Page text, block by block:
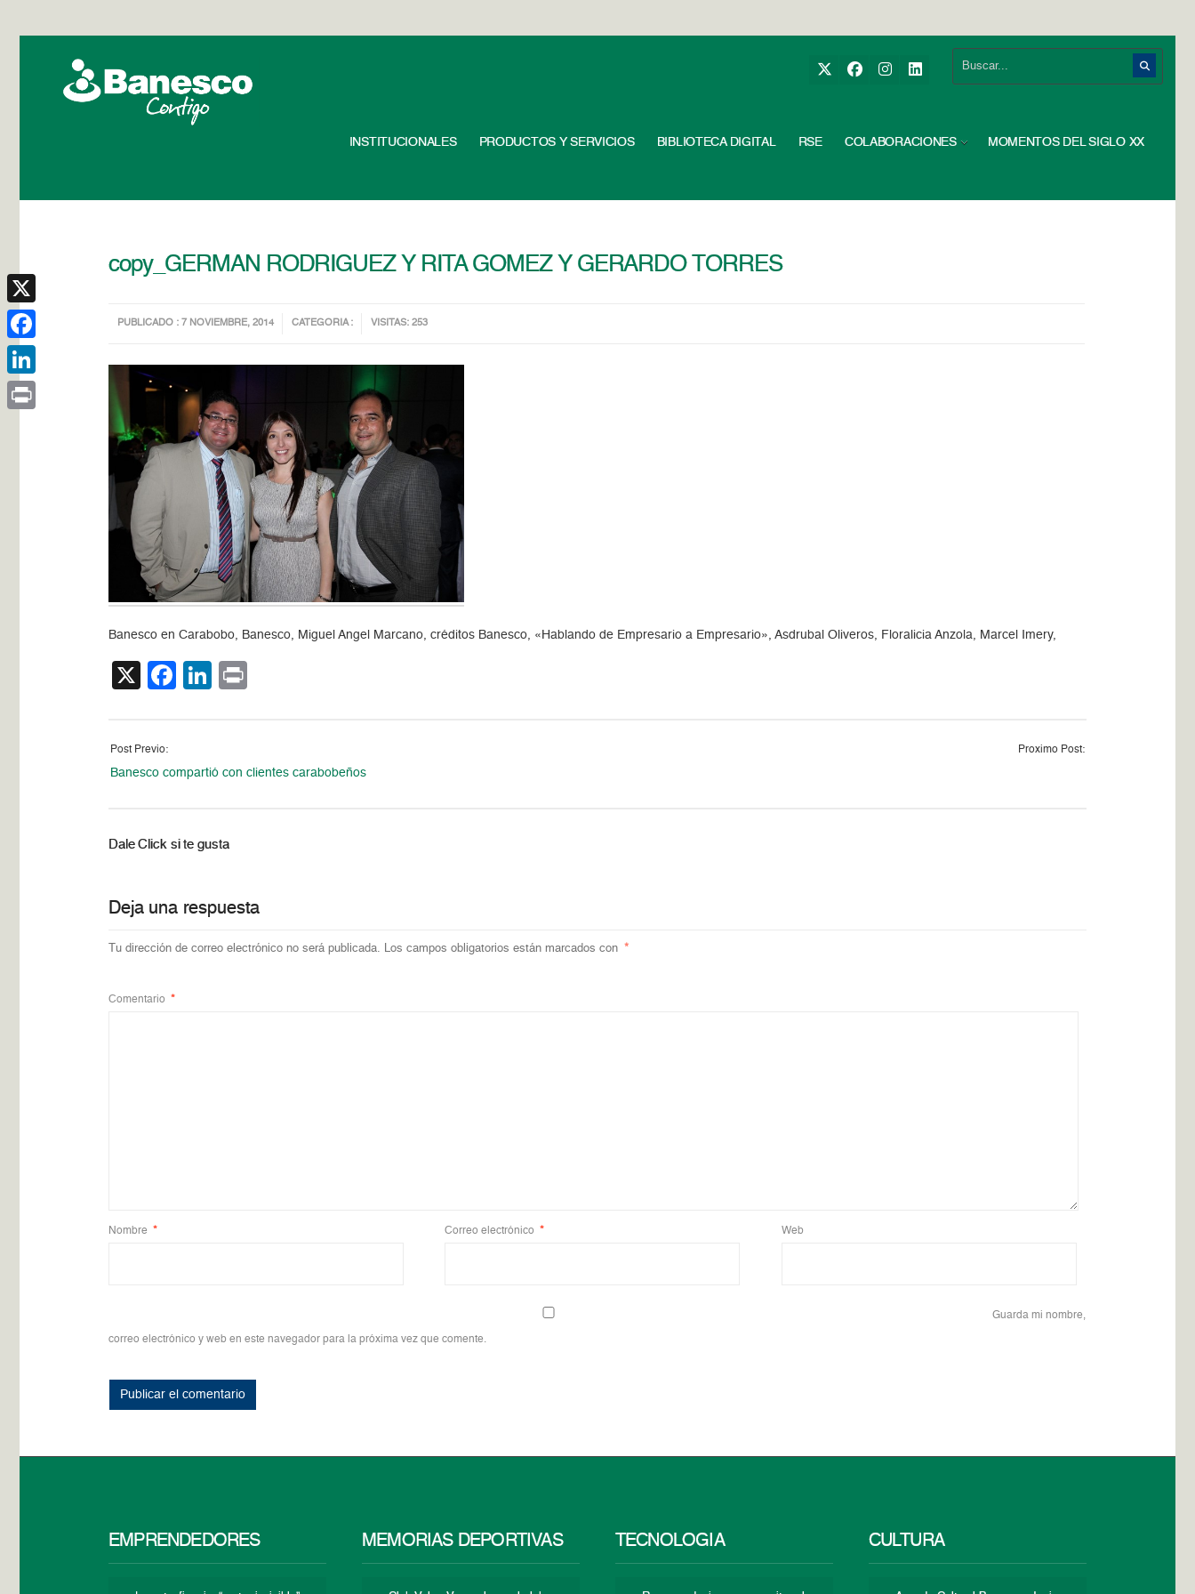
INSTITUCIONALES PRODUCTOS Y SERVICIOS BIBLIOTECA DIGITAL RSE COLABORACIONES MOMENTOS DEL SIGLO XX
copy_GERMAN RODRIGUEZ Y RITA GOMEZ Y GERARDO TORRES
PUBLICADO : 7 NOVIEMBRE, 2014 CATEGORIA : VISITAS: 253
Banesco en Carabobo, Banesco, Miguel Angel Marcano, créditos Banesco, «Hablando de Empresario a Empresario», Asdrubal Oliveros, Floralicia Anzola, Marcel Imery,
X Facebook
LinkedIn
Post Previo:
Banesco compartió con clientes carabobeños
Proximo Post:
Dale Click si te gusta
Deja una respuesta
Tu dirección de correo electrónico no será publicada. Los campos obligatorios están marcados con *
Comentario *
Nombre * Correo electrónico * Web
Guarda mi nombre,
correo electrónico y web en este navegador para la próxima vez que comente.
EMPRENDEDORES MEMORIAS DEPORTIVAS TECNOLOGÍA CULTURA
X
Facebook
LinkedIn